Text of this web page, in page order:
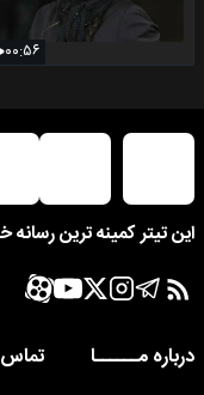
۰۰:۵۶
این تیتر کمینه ترین رسانه
درباره مــــــا
تماس